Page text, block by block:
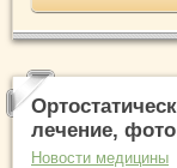
лечение,
Новости медицины